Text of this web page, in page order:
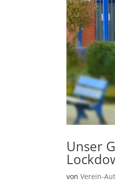
Unser
vonVerein-